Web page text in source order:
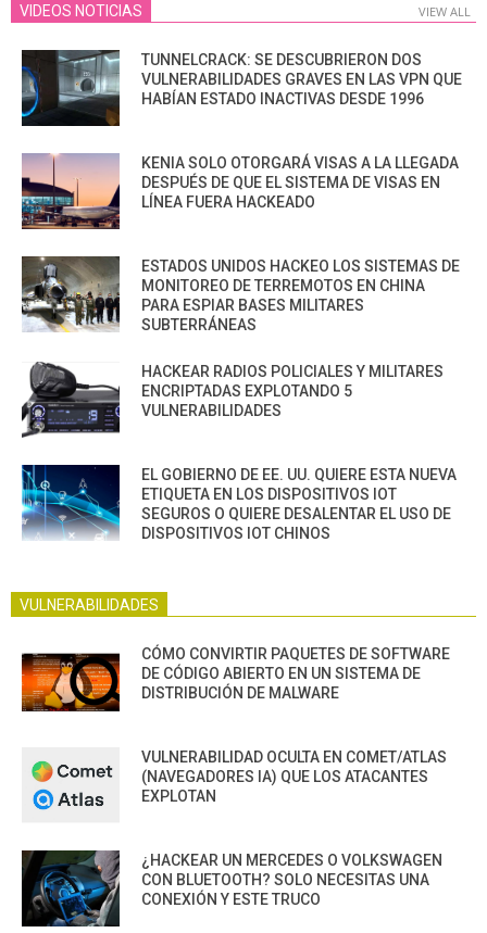
VIDEOS NOTICIAS VIEW ALL
TUNNELCRACK: SE DESCUBRIERON DOS
VULNERABILIDADES GRAVES EN LAS VPN QUE
HABÍAN ESTADO INACTIVAS DESDE 1996
KENIA SOLO OTORGARÁ VISAS A LA LLEGADA
DESPUÉS DE QUE EL SISTEMA DE VISAS EN
LÍNEA FUERA HACKEADO
ESTADOS UNIDOS HACKEO LOS SISTEMAS DE
MONITOREO DE TERREMOTOS EN CHINA
PARA ESPIAR BASES MILITARES
SUBTERRÁNEAS
HACKEAR RADIOS POLICIALES Y MILITARES
ENCRIPTADAS EXPLOTANDO 5
VULNERABILIDADES
EL GOBIERNO DE EE. UU. QUIERE ESTA NUEVA
ETIQUETA EN LOS DISPOSITIVOS IOT
SEGUROS O QUIERE DESALENTAR EL USO DE
DISPOSITIVOS IOT CHINOS
VULNERABILIDADES
CÓMO CONVIRTIR PAQUETES DE SOFTWARE
DE CÓDIGO ABIERTO EN UN SISTEMA DE
DISTRIBUCIÓN DE MALWARE
VULNERABILIDAD OCULTA EN COMET/ATLAS
(NAVEGADORES IA) QUE LOS ATACANTES
EXPLOTAN
¿HACKEAR UN MERCEDES O VOLKSWAGEN
CON BLUETOOTH? SOLO NECESITAS UNA
CONEXIÓN Y ESTE TRUCO